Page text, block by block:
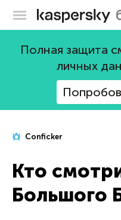
Полная защита
личных
Conficker
Кто
Большого